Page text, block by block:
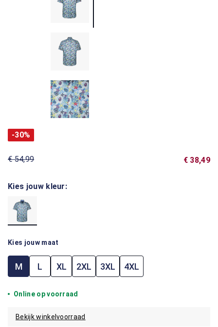
-30%
€ 54,99 € 38,49
Kies jouw kleur:
Kies jouw maat
M L XL 2XL 3XL 4XL
Online op voorraad
Bekijk winkelvoorraad